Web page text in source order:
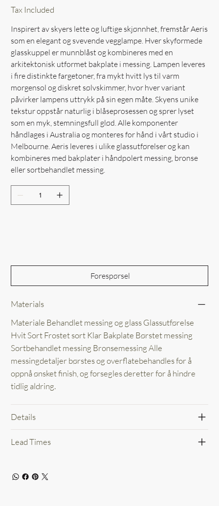
Tax Included
Inspirert av skyers lette og luftige skjønnhet, fremstår Aeris
som en elegant og svevende vegglampe. Hver skyformede
glasskuppel er munnblåst og kombineres med en
arkitektonisk utformet bakplate i messing. Lampen leveres
i fire distinkte fargetoner, fra mykt hvitt lys til varm
morgensol og diskret sølvskimmer, hvor hver variant
påvirker lampens uttrykk på sin egen måte. Skyens unike
tekstur oppstår naturlig i blåseprosessen og sprer lyset
som en myk, stemningsfull glød. Alle komponenter
håndlages i Australia og monteres for hånd i vårt studio i
Melbourne. Aeris leveres i ulike glassutførelser og kan
kombineres med bakplater i håndpolert messing, bronse
eller sortbehandlet messing.
Forespørsel
Materials
Materiale Behandlet messing og glass Glassutførelse
Hvit Sort Frostet sort Klar Bakplate Børstet messing
Sortbehandlet messing Bronsemessing Alle
messingdetaljer børstes og overflatebehandles for å
oppnå ønsket finish, og forsegles deretter for å hindre
tidlig aldring.
Details
Lead Times